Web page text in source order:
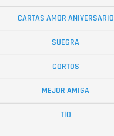
CARTAS AMOR ANIVERSARIO
SUEGRA
CORTOS
MEJOR AMIGA
TÍO